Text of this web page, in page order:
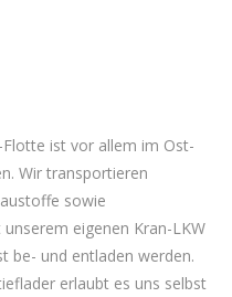
ist vor allem im Ost-
Wir transportieren
sowie
eigenen Kran-LKW
be- und entladen werden.
erlaubt es uns selbst